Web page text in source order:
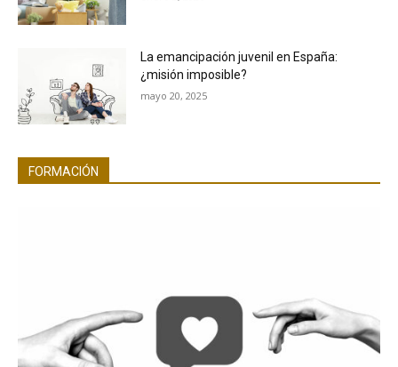
La emancipación juvenil en España:
¿misión imposible?
mayo 20, 2025
FORMACIÓN